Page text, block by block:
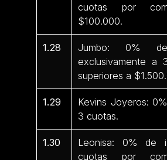
cuotas por
$100.000.
1.28
Jumbo: 0%
exclusivamente a
superiores a
1.29
Kevins Joyeros:
3 cuotas.
1.30
Leonisa: 0% de
cuotas por